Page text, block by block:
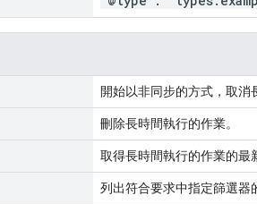
開始以非同步的方式，取消
刪除長時間執行的作業。
取得長時間執行的作業的最
列出符合要求中指定篩選器